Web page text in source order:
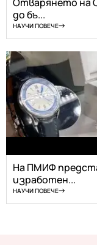
до бъ...
НАУЧИ ПОВЕЧЕ
На ПМИФ
изработен...
НАУЧИ ПОВЕЧЕ